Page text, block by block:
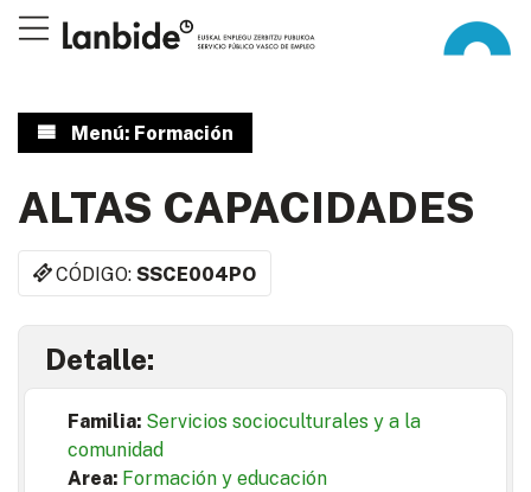
Menú: Formación
ALTAS CAPACIDADES
CÓDIGO:SSCE004PO
Detalle:
Familia: Servicios socioculturales y a la
comunidad
Area: Formación y educación